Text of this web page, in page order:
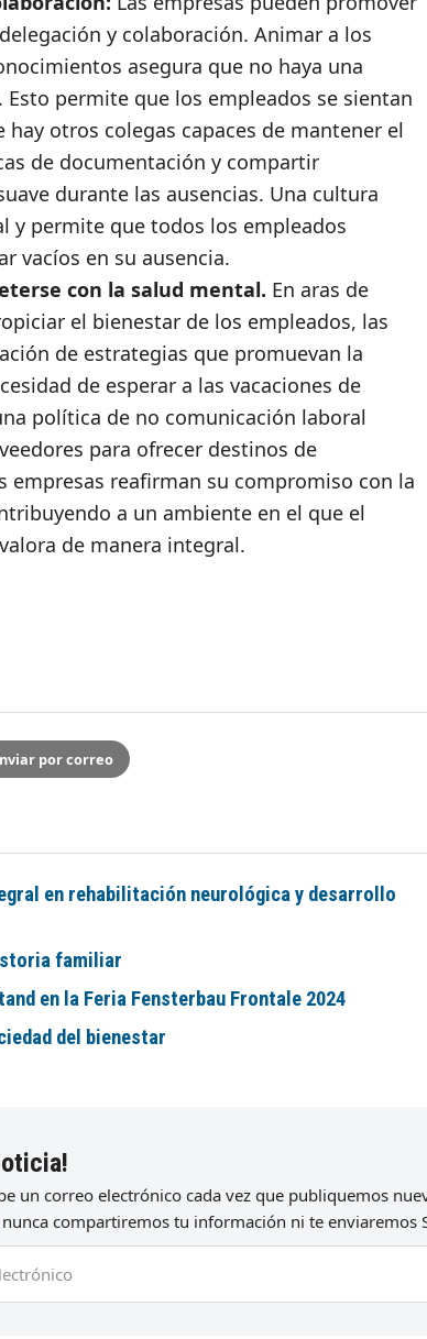
y colaboración. Animar a los
asegura que no haya una
permite que los empleados se sientan
otros colegas capaces de mantener el
de documentación y compartir
durante las ausencias. Una cultura
y permite que todos los empleados
vacíos en su ausencia.
con la salud mental. En aras de
el bienestar de los empleados, las
de estrategias que promuevan la
de esperar a las vacaciones de
política de no comunicación laboral
para ofrecer destinos de
empresas reafirman su compromiso con la
a un ambiente en el que el
de manera integral.
por correo
en rehabilitación neurológica y desarrollo
familiar
en la Feria Fensterbau Frontale 2024
del bienestar
un correo electrónico cada vez que publiquemos
compartiremos tu información ni te enviaremos